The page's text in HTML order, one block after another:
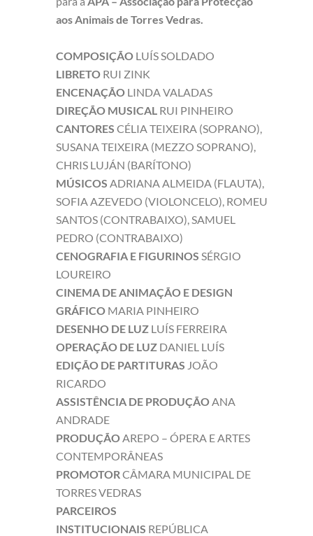
aos Animais de Torres Vedras.
COMPOSIÇÃO LUÍS SOLDADO
LIBRETO RUI ZINK
ENCENAÇÃO LINDA VALADAS
DIREÇÃO MUSICAL RUI PINHEIRO
CANTORES CÉLIA TEIXEIRA (SOPRANO),
SUSANA TEIXEIRA (MEZZO SOPRANO),
CHRIS LUJÁN (BARÍTONO)
MÚSICOS ADRIANA ALMEIDA (FLAUTA),
SOFIA AZEVEDO (VIOLONCELO), ROMEU
SANTOS (CONTRABAIXO), SAMUEL
PEDRO (CONTRABAIXO)
CENOGRAFIA E FIGURINOS SÉRGIO
LOUREIRO
CINEMA DE ANIMAÇÃO E DESIGN
GRÁFICO MARIA PINHEIRO
DESENHO DE LUZ LUÍS FERREIRA
OPERAÇÃO DE LUZ DANIEL LUÍS
EDIÇÃO DE PARTITURAS JOÃO
RICARDO
ASSISTÊNCIA DE PRODUÇÃOANA
ANDRADE
PRODUÇÃOAREPO – ÓPERA E ARTES
CONTEMPORÂNEAS
PROMOTORCÂMARA MUNICIPAL DE
TORRES VEDRAS
PARCEIROS
INSTITUCIONAIS REPÚBLICA